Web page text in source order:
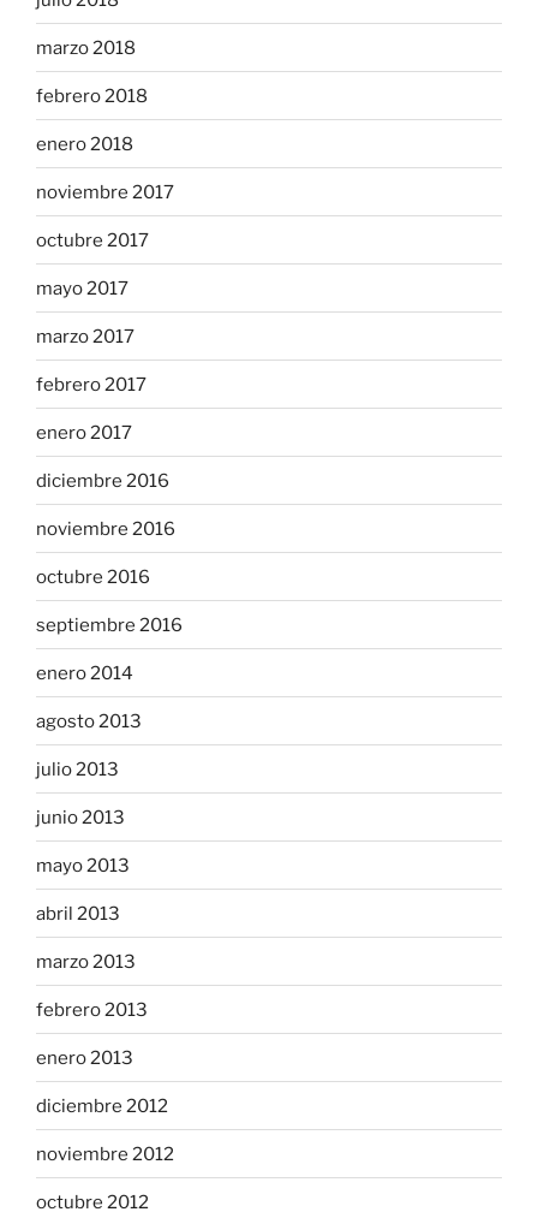
marzo 2018
febrero 2018
enero 2018
noviembre 2017
octubre 2017
mayo 2017
marzo 2017
febrero 2017
enero 2017
diciembre 2016
noviembre 2016
octubre 2016
septiembre 2016
enero 2014
agosto 2013
julio 2013
junio 2013
mayo 2013
abril 2013
marzo 2013
febrero 2013
enero 2013
diciembre 2012
noviembre 2012
octubre 2012